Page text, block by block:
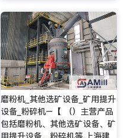
磨粉机_其他选矿设备_矿用提升
设备_粉碎机–【 （）主营产品
包括磨粉机、其他选矿设备、矿